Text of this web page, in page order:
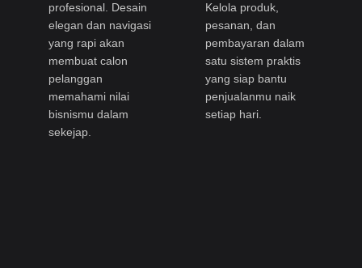
profesional. Desain
elegan dan navigasi
yang rapi akan
membuat calon
pelanggan
memahami nilai
bisnismu dalam
sekejap.
Kelola produk,
pesanan, dan
pembayaran dalam
satu sistem praktis
yang siap bantu
penjualanmu naik
setiap hari.